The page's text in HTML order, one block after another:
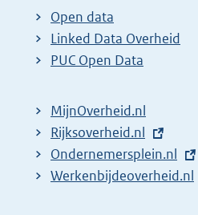
t
e
r
l
i
n
k
Open data
Linked Data Overheid
PUC Open Data
MijnOverheid.nl
E
x
t
Rijksoverheid.nl
E
x
Ondernemersplein.nl
E
Werkenbijdeoverheid.nl